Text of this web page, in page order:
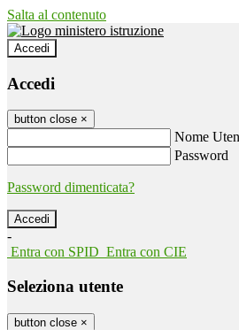
Salta al contenuto
Accedi
Accedi
button close ×
Nome
Password
Password dimenticata?
-
Entra con SPID Entra con CIE
Seleziona utente
button close ×